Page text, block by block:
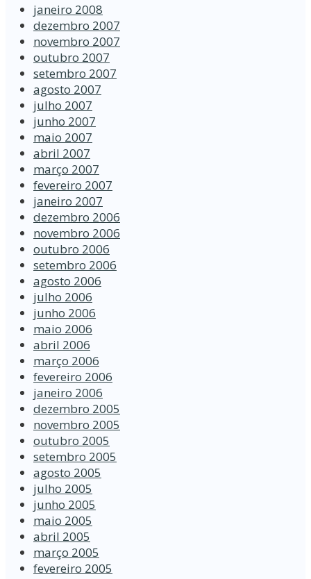
janeiro 2008
dezembro 2007
novembro 2007
outubro 2007
setembro 2007
agosto 2007
julho 2007
junho 2007
maio 2007
abril 2007
março 2007
fevereiro 2007
janeiro 2007
dezembro 2006
novembro 2006
outubro 2006
setembro 2006
agosto 2006
julho 2006
junho 2006
maio 2006
abril 2006
março 2006
fevereiro 2006
janeiro 2006
dezembro 2005
novembro 2005
outubro 2005
setembro 2005
agosto 2005
julho 2005
junho 2005
maio 2005
abril 2005
março 2005
fevereiro 2005